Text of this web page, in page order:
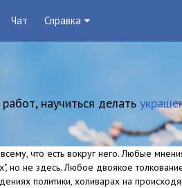
Чат Справка
научиться делать
что есть вокруг него. Любые
но не здесь. Любое двоякое
политики, холиварах на